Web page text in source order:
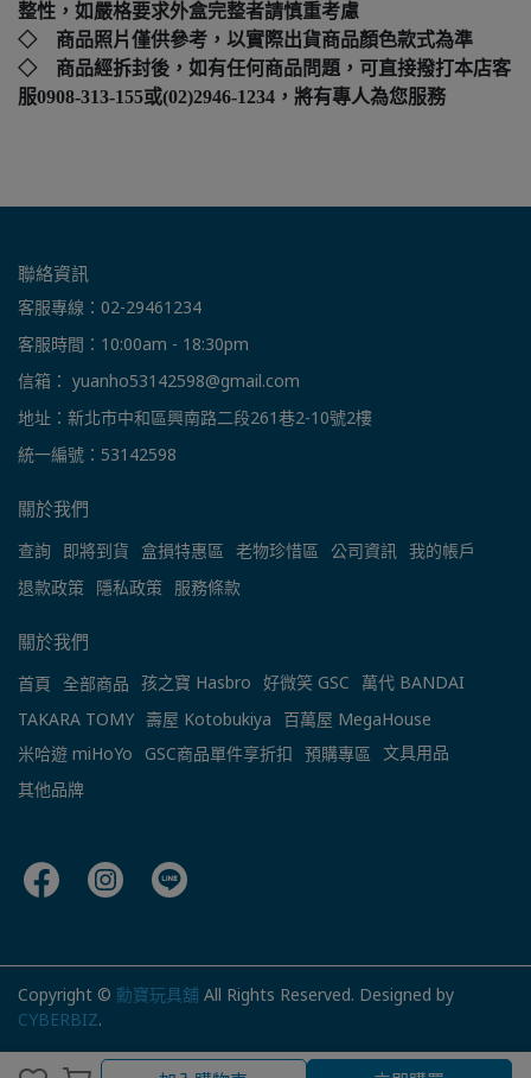
整性，如嚴格要求外盒完整者請慎重考慮
◇ 商品照片僅供參考，以實際出貨商品顏色款式為準
◇ 商品經拆封後，如有任何商品問題，可直接撥打本店客
服0908-313-155或(02)2946-1234，將有專人為您服務
聯絡資訊
客服專線：02-29461234
客服時間：10:00am - 18:30pm
信箱： yuanho53142598@gmail.com
地址：新北市中和區興南路二段261巷2-10號2樓
統一編號：53142598
關於我們
查詢 即將到貨 盒損特惠區 老物珍惜區 公司資訊 我的帳戶
退款政策 隱私政策 服務條款
關於我們
首頁 全部商品 孩之寶 Hasbro 好微笑 GSC
萬代 BANDAI
TAKARA TOMY 壽屋 Kotobukiya
百萬屋 MegaHouse
米哈遊 miHoYo GSC商品單件享折扣 預購專區 文具用品
其他品牌
Copyright © 勳寶玩具舖 All Rights Reserved. Designed by
CYBERBIZ.